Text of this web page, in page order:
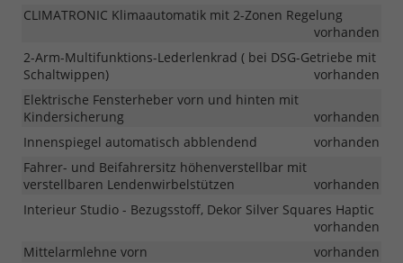
CLIMATRONIC Klimaautomatik mit 2-Zonen Regelung
vorhanden
2-Arm-Multifunktions-Lederlenkrad ( bei DSG-Getriebe mit
Schaltwippen)
vorhanden
Elektrische Fensterheber vorn und hinten mit
Kindersicherung
vorhanden
Innenspiegel automatisch abblendend
vorhanden
Fahrer- und Beifahrersitz höhenverstellbar mit
verstellbaren Lendenwirbelstützen
vorhanden
Interieur Studio - Bezugsstoff, Dekor Silver Squares Haptic
vorhanden
Mittelarmlehne vorn
vorhanden